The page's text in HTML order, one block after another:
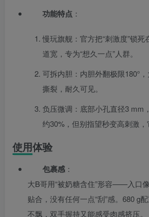
功能特点 ：
慢玩旗舰：官方把“刺激度”锁
道宽，专为“想久一点”人群。
可拆内胆：内胆外翻极限180°
撕裂，耐久可见。
负压微调：底部小孔直径3 mm
约30%，但别指望秒变高刺激，
使用体验
包裹感 ：
大B哥用“被奶糖含住”形容——入口
贴合，没有任何一点“刮”感。680 g
不飘，双手握持又能感受肉感挤压。